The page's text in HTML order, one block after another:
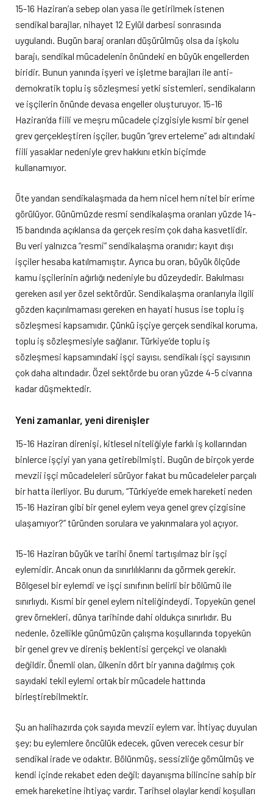
15-16 Haziran’a sebep olan yasa ile getirilmek istenen
sendikal barajlar, nihayet 12 Eylül darbesi sonrasında
uygulandı. Bugün baraj oranları düşürülmüş olsa da işkolu
barajı, sendikal mücadelenin önündeki en büyük engellerden
biridir. Bunun yanında işyeri ve işletme barajları ile anti-
demokratik toplu iş sözleşmesi yetki sistemleri, sendikaların
ve işçilerin önünde devasa engeller oluşturuyor. 15-16
Haziran’da fiili ve meşru mücadele çizgisiyle kısmi bir genel
grev gerçekleştiren işçiler, bugün “grev erteleme” adı altındaki
fiili yasaklar nedeniyle grev hakkını etkin biçimde
kullanamıyor.
Öte yandan sendikalaşmada da hem nicel hem nitel bir erime
görülüyor. Günümüzde resmi sendikalaşma oranları yüzde 14-
15 bandında açıklansa da gerçek resim çok daha kasvetlidir.
Bu veri yalnızca “resmi” sendikalaşma oranıdır; kayıt dışı
işçiler hesaba katılmamıştır. Ayrıca bu oran, büyük ölçüde
kamu işçilerinin ağırlığı nedeniyle bu düzeydedir. Bakılması
gereken asıl yer özel sektördür. Sendikalaşma oranlarıyla ilgili
gözden kaçırılmaması gereken en hayati husus ise toplu iş
sözleşmesi kapsamıdır. Çünkü işçiye gerçek sendikal koruma,
toplu iş sözleşmesiyle sağlanır. Türkiye’de toplu iş
sözleşmesi kapsamındaki işçi sayısı, sendikalı işçi sayısının
çok daha altındadır. Özel sektörde bu oran yüzde 4-5 civarına
kadar düşmektedir.
Yeni zamanlar, yeni direnişler
15-16 Haziran direnişi, kitlesel niteliğiyle farklı iş kollarından
binlerce işçiyi yan yana getirebilmişti. Bugün de birçok yerde
mevzii işçi mücadeleleri sürüyor fakat bu mücadeleler parçalı
bir hatta ilerliyor. Bu durum, “Türkiye’de emek hareketi neden
15-16 Haziran gibi bir genel eylem veya genel grev çizgisine
ulaşamıyor?” türünden sorulara ve yakınmalara yol açıyor.
15-16 Haziran büyük ve tarihi önemi tartışılmaz bir işçi
eylemidir. Ancak onun da sınırlılıklarını da görmek gerekir.
Bölgesel bir eylemdi ve işçi sınıfının belirli bir bölümü ile
sınırlıydı. Kısmi bir genel eylem niteliğindeydi. Topyekûn genel
grev örnekleri, dünya tarihinde dahi oldukça sınırlıdır. Bu
nedenle, özellikle günümüzün çalışma koşullarında topyekûn
bir genel grev ve direniş beklentisi gerçekçi ve olanaklı
değildir. Önemli olan, ülkenin dört bir yanına dağılmış çok
sayıdaki tekil eylemi ortak bir mücadele hattında
birleştirebilmektir.
Şu an halihazırda çok sayıda mevzii eylem var. İhtiyaç duyulan
şey; bu eylemlere öncülük edecek, güven verecek cesur bir
sendikal irade ve odaktır. Bölünmüş, sessizliğe gömülmüş ve
kendi içinde rekabet eden değil; dayanışma bilincine sahip bir
emek hareketine ihtiyaç vardır. Tarihsel olaylar kendi koşulları